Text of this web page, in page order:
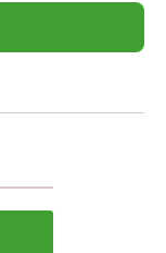
500
∞